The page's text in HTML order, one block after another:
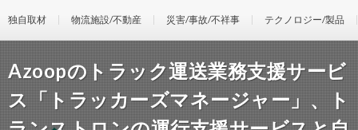
独自取材 物流施設/不動産 災害/事故/不祥事 テクノロジー/製品
Azoopのトラック運送業務支援サービ
ス「トラッカーズマネージャー」、ト